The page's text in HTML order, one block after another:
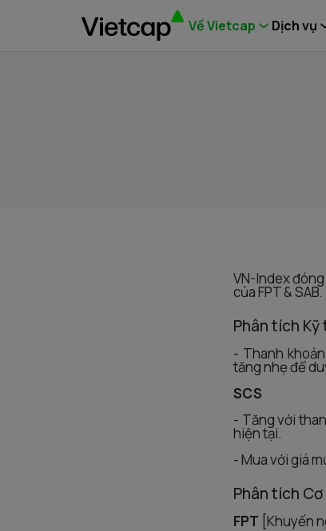
Về Vietcap Dịch vụ
VN-Index
của FPT & SAB.
Phân tích
- Thanh
tăng nhẹ để
SCS
- Tăng với
hiện tại.
- Mua với giá
Phân tích Cơ
FPT [Khuyến